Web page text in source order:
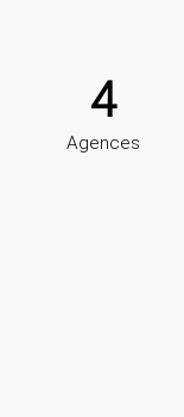
4
Agences